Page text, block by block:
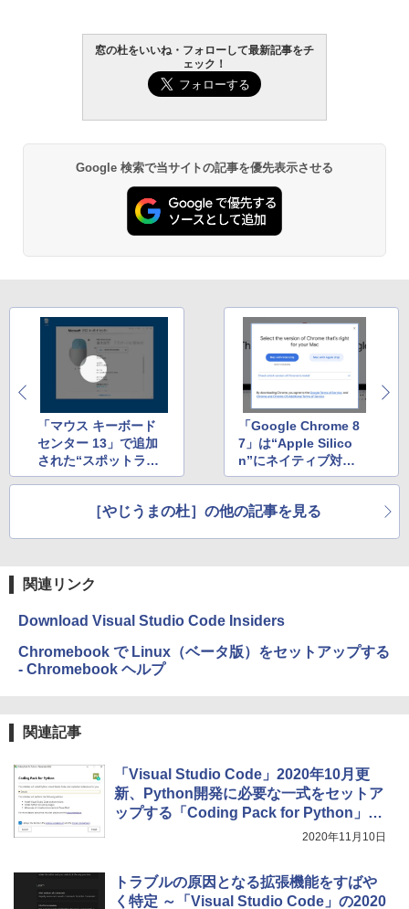
窓の杜をいいね・フォローして最新記事をチ
ェック！
Google 検索で当サイトの記事を優先表示させる
「マウス キーボード
センター 13」で追加
された“スポットライ
ト”機能が結構便利か
「Google Chrome 8
7」は“Apple Silico
n”にネイティブ対
応……するもトラブル
追記】
［やじうまの杜］の他の記事を見る
関連リンク
Download Visual Studio Code Insiders
Chromebook で Linux（ベータ版）をセットアップする
- Chromebook ヘルプ
関連記事
「Visual Studio Code」2020年10月更
新、Python開発に必要な一式をセットア
ップする「Coding Pack for Python」も
2020年11月10日
トラブルの原因となる拡張機能をすばや
く特定 ～「Visual Studio Code」の2020